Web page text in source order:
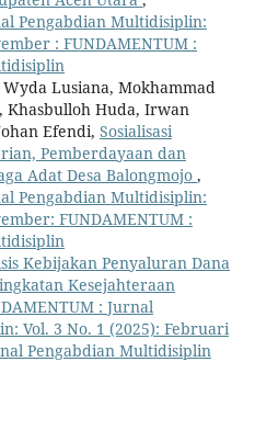
Pengabdian Multidisiplin:
: FUNDAMENTUM :
Lusiana, Mokhammad
Khasbulloh Huda, Irwan
Efendi, Sosialisasi
Pemberdayaan dan
Adat Desa Balongmojo ,
Pengabdian Multidisiplin:
FUNDAMENTUM :
Kebijakan Penyaluran Dana
Kesejahteraan
: Jurnal
Vol. 3 No. 1 (2025): Februari
Pengabdian Multidisiplin